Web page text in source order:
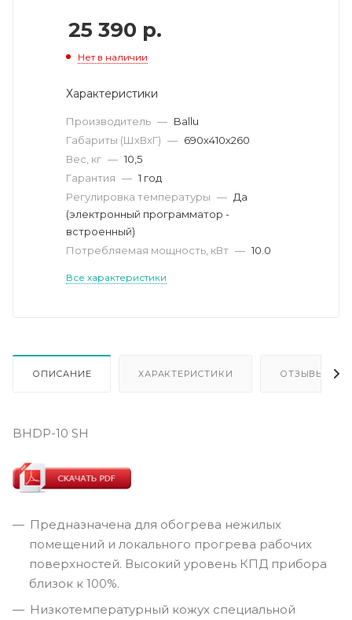
25 390 р.
Нет в наличии
Характеристики
Производитель — Ballu
Габариты (ШхВхГ) — 690х410х260
Вес, кг — 10,5
Гарантия — 1 год
Регулировка температуры — Да
(электронный программатор -
встроенный)
Потребляемая мощность, кВт — 10.0
Все характеристики
ОПИСАНИЕ ХАРАКТЕРИСТИКИ ОТЗЫВЫ
BHDP-10 SH
Предназначена для обогрева нежилых
помещений и локального прогрева рабочих
поверхностей. Высокий уровень КПД прибора
близок к 100%.
Низкотемпературный кожух специальной